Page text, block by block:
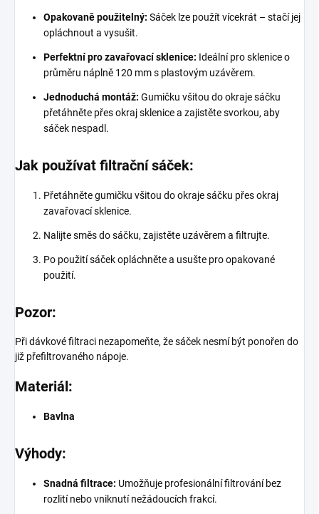
Opakovaně použitelný: Sáček lze použít vícekrát – stačí jej
opláchnout a vysušit.
Perfektní pro zavařovací sklenice: Ideální pro sklenice o
průměru náplně 120 mm s plastovým uzávěrem.
Jednoduchá montáž: Gumičku všitou do okraje sáčku
přetáhněte přes okraj sklenice a zajistěte svorkou, aby
sáček nespadl.
Jak používat filtrační sáček:
Přetáhněte gumičku všitou do okraje sáčku přes okraj
zavařovací sklenice.
Nalijte směs do sáčku, zajistěte uzávěrem a filtrujte.
Po použití sáček opláchněte a usušte pro opakované
použití.
Pozor:
Při dávkové filtraci nezapomeňte, že sáček nesmí být ponořen do
již přefiltrovaného nápoje.
Materiál:
Bavlna
Výhody:
Snadná filtrace: Umožňuje profesionální filtrování bez
rozlití nebo vniknutí nežádoucích frakcí.